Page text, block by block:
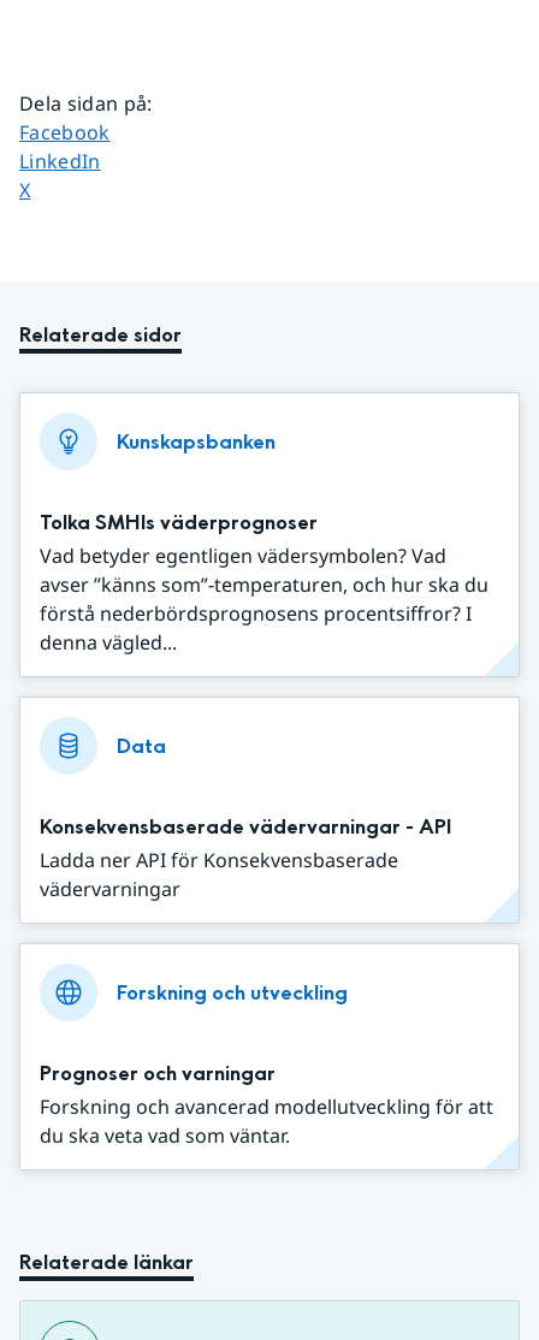
Dela sidan på:
Dela sidan på
Facebook
Dela sidan på
LinkedIn
Dela sidan på
X
Relaterade sidor
Kunskapsbanken
Tolka SMHIs väderprognoser
Vad betyder egentligen vädersymbolen? Vad
avser ”känns som”-temperaturen, och hur ska du
förstå nederbördsprognosens procentsiffror? I
denna vägled...
Data
Konsekvensbaserade vädervarningar - API
Ladda ner API för Konsekvensbaserade
vädervarningar
Forskning och utveckling
Prognoser och varningar
Forskning och avancerad modellutveckling för att
du ska veta vad som väntar.
Relaterade länkar